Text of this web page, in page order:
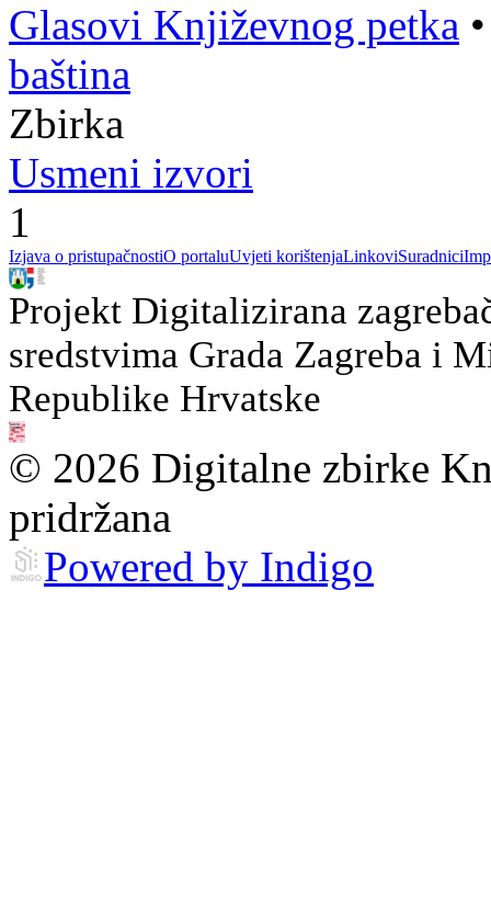
Glasovi Književnog petka
baština
Zbirka
Usmeni izvori
1
Izjava o pristupačnostiO portaluUvjeti korištenjaLinkoviSuradnici
Projekt Digitalizirana
sredstvima Grada Zagreba i
Republike Hrvatske
© 2026 Digitalne zbirke
pridržana
Powered by Indigo